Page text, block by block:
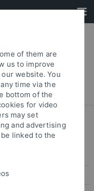
of them are
us to improve
website. You
time via the
bottom of the
for video
may set
and advertising
linked to the